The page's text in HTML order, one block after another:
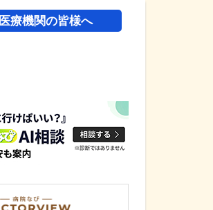
医療機関の皆様へ